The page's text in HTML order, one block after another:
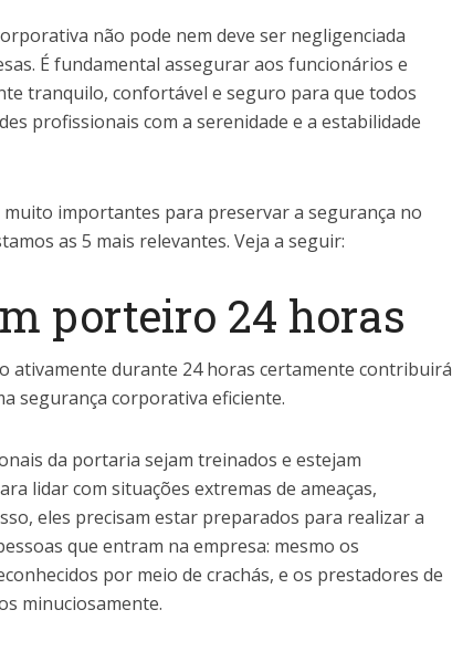
não pode nem deve ser negligenciada
É fundamental assegurar aos funcionários e
tranquilo, confortável e seguro para que todos
profissionais com a serenidade e a estabilidade
muito importantes para preservar a segurança no
as 5 mais relevantes. Veja a seguir:
porteiro 24 horas
ativamente durante 24 horas certamente contribuirá
segurança corporativa eficiente.
da portaria sejam treinados e estejam
lidar com situações extremas de ameaças,
eles precisam estar preparados para realizar a
que entram na empresa: mesmo os
por meio de crachás, e os prestadores de
minuciosamente.